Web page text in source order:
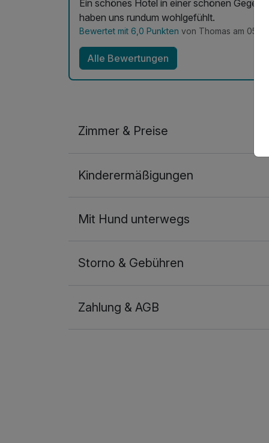
Ein schönes Hotel in einer schönen
haben uns rundum wohlgefühlt.
Bewertet mit 6,0 Punkten von Thomas am
Alle Bewertungen
Zimmer & Preise
2 Erwachsene
Zusatznächte
Kinderermäßigungen
Mit Hund unterwegs
Storno & Gebühren
Zahlung & AGB